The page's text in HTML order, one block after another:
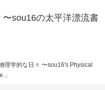
sou16の太平洋漂流書
理学的な日々 〜sou16's Physical
」